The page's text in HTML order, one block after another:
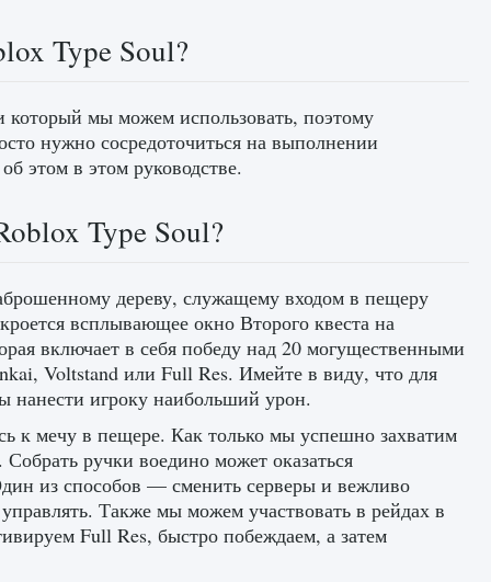
Type Soul?
мы можем использовать, поэтому
нужно сосредоточиться на выполнении
этом в этом руководстве.
Type Soul?
дереву, служащему входом в пещеру
всплывающее окно Второго квеста на
включает в себя победу над 20 могущественными
Voltstand или Full Res. Имейте в виду, что для
нанести игроку наибольший урон.
мечу в пещере. Как только мы успешно захватим
ручки воедино может оказаться
из способов — сменить серверы и вежливо
Также мы можем участвовать в рейдах в
Full Res, быстро побеждаем, а затем